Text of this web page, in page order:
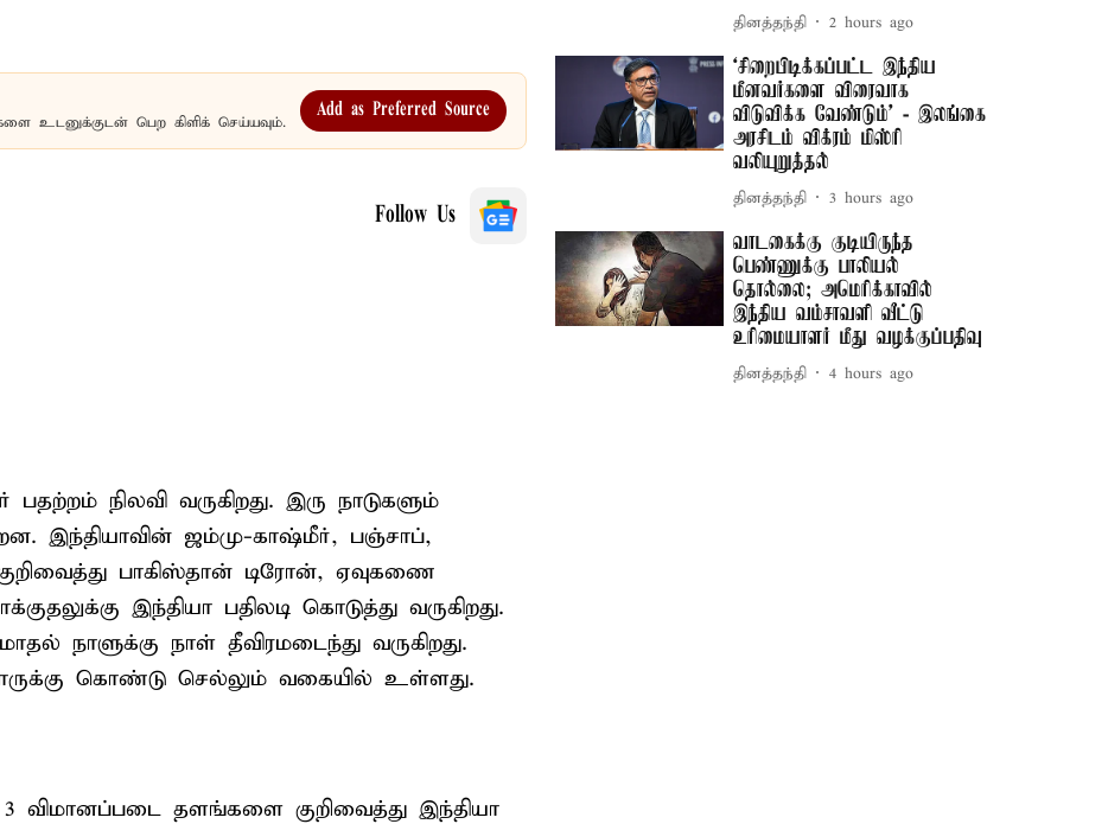
உடனுக்குடன் பெற கிளிக் செய்யவும்.
Add as Preferred Source
Follow Us
நிலவி வருகிறது. இரு நாடுகளும்
இந்தியாவின் ஜம்மு-காஷ்மீர், பஞ்சாப்,
பாகிஸ்தான் டிரோன், ஏவுகணை
இந்தியா பதிலடி கொடுத்து வருகிறது.
நாளுக்கு நாள் தீவிரமடைந்து வருகிறது.
கொண்டு செல்லும் வகையில் உள்ளது.
தளங்களை குறிவைத்து இந்தியா
தினத்தந்தி 2 hours ago
‘சிறைபிடிக்கப்பட்ட இந்திய
மீனவர்களை விரைவாக
விடுவிக்க வேண்டும்' - இலங்கை
அரசிடம் விக்ரம் மிஸ்ரி
வலியுறுத்தல்
தினத்தந்தி 3 hours ago
வாடகைக்கு குடியிருந்த
பெண்ணுக்கு பாலியல்
தொல்லை; அமெரிக்காவில்
இந்திய வம்சாவளி வீட்டு
உரிமையாளர் மீது வழக்குப்பதிவு
தினத்தந்தி 4 hours ago